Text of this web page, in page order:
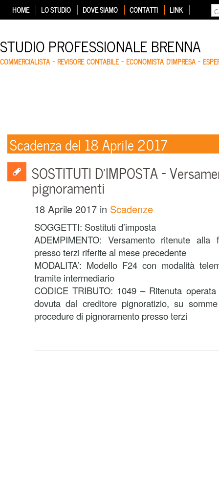
HOME LO STUDIO DOVE SIAMO CONTATTI LINK
STUDIO PROFESSIONALE BRENNA
COMMERCIALISTA – REVISORE CONTABILE – ECONOMISTA D'IMPRESA –
Scadenza del 18 Aprile 2017
SOSTITUTI D’IMPOSTA –
pignoramenti
18 Aprile 2017 in Scadenze
SOGGETTI: Sostituti d’imposta
ADEMPIMENTO: Versamento ritenute alla
presso terzi riferite al mese precedente
MODALITA’: Modello F24 con modalità
tramite intermediario
CODICE TRIBUTO: 1049 – Ritenuta
dovuta dal creditore pignoratizio, su
procedure di pignoramento presso terzi